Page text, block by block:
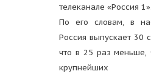
телеканале «Россия 1».
По его словам, в
Россия выпускает 30
что в 25 раз
крупнейших